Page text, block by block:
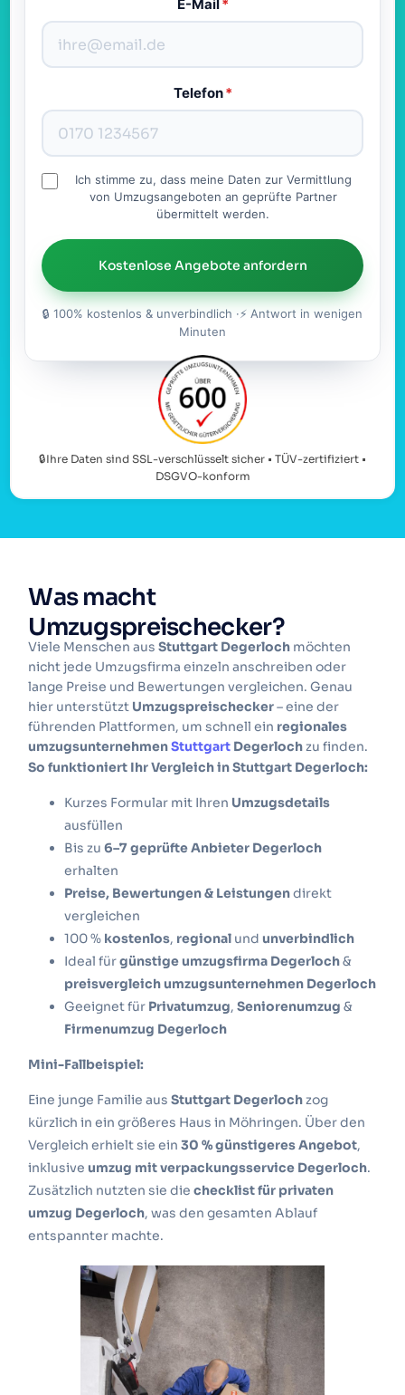
E-Mail*
Telefon*
Ich stimme zu, dass meine Daten zur Vermittlung
von Umzugsangeboten an geprüfte Partner
übermittelt werden.
Kostenlose Angebote anfordern
🔒 100% kostenlos & unverbindlich ·⚡ Antwort in wenigen
Minuten
🔒Ihre Daten sind SSL-verschlüsselt sicher • TÜV-zertifiziert •
DSGVO-konform
Was macht
Umzugspreischecker?
Viele Menschen ausStuttgart Degerloch möchten
nicht jede Umzugsfirma einzeln anschreiben oder
lange Preise und Bewertungen vergleichen. Genau
hier unterstützt Umzugspreischecker– eine der
führenden Plattformen, um schnell ein regionales
umzugsunternehmenStuttgart Degerlochzu finden.
So funktioniert Ihr Vergleich in Stuttgart Degerloch:
Kurzes Formular mit Ihren Umzugsdetails
ausfüllen
Bis zu6–7 geprüfte Anbieter Degerloch
erhalten
Preise, Bewertungen & Leistungendirekt
vergleichen
100 % kostenlos, regional undunverbindlich
Ideal fürgünstige umzugsfirma Degerloch&
preisvergleich umzugsunternehmen Degerloch
Geeignet für Privatumzug,Seniorenumzug &
Firmenumzug Degerloch
Mini-Fallbeispiel:
Eine junge Familie ausStuttgart Degerlochzog
kürzlich in ein größeres Haus in Möhringen. Über den
Vergleich erhielt sie ein30 % günstigeres Angebot,
inklusiveumzug mit verpackungsservice Degerloch.
Zusätzlich nutzten sie diechecklist für privaten
umzug Degerloch, was den gesamten Ablauf
entspannter machte.